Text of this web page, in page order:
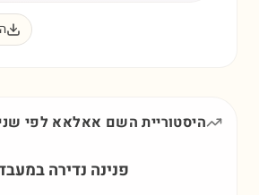
היסטוריית השם אאלאא לפי
פנינה נדירה